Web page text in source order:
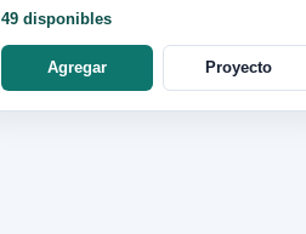
49 disponibles
Agregar Proyecto